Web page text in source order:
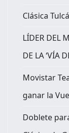
Clásica
LÍDER DEL
DE LA ‘VÍA
Movistar
ganar la
Doblete